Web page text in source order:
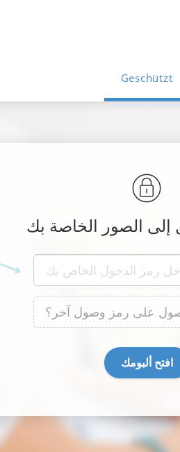
Geschützt
إلى الصور الخاصة بك